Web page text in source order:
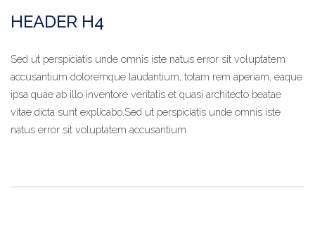
HEADER H4
Sed ut perspiciatis unde omnis iste natus error sit voluptatem
accusantium doloremque laudantium, totam rem aperiam, eaque
ipsa quae ab illo inventore veritatis et quasi architecto beatae
vitae dicta sunt explicabo.Sed ut perspiciatis unde omnis iste
natus error sit voluptatem accusantium